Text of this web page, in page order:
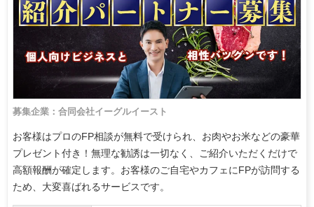
募集企業：合同会社イーグルイースト
お客様はプロのFP相談が無料で受けられ、お肉やお米などの豪華
プレゼント付き！無理な勧誘は一切なく、ご紹介いただくだけで
高額報酬が確定します。お客様のご自宅やカフェにFPが訪問する
ため、大変喜ばれるサービスです。